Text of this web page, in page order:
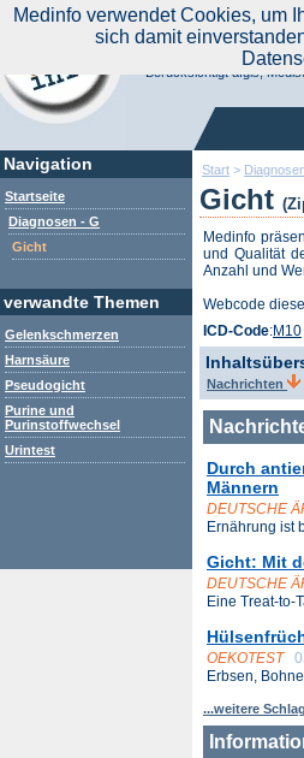
Start >
Gicht
Medinfo
und Qualität
Anzahl und
Webcode
ICD-Code:M10
Nachrichten
Durch
Männern
DEUTSCHE
Ernährung ist
Gicht: Mit
DEUTSCHE
Eine Treat-to-
OEKOTEST
Erbsen,
...weitere
Navigation
Startseite
Diagnosen - G
Gicht
verwandte Themen
Gelenkschmerzen
Harnsäure
Pseudogicht
Purine und
Purinstoffwechsel
Urintest
Suchen Sie noch oder
Medinfo.de - Meta-Portal
Berücksichtigt afgis,
Medinfo verwendet Cookies, um
sich damit